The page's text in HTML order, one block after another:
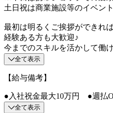
土日祝は商業施設等のイベン
最初は明るくご挨拶ができれ
経験ある方も大歓迎♪
今までのスキルを活かして働
全て表示
【給与備考】
●入社祝金最大10万円 ●週払
全て表示